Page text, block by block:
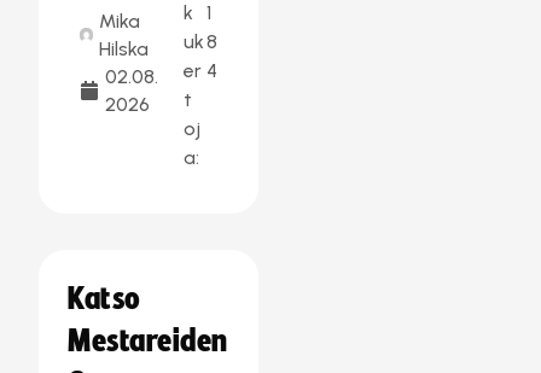
Mika
Hilska
02.08.
2026
k
uk
er
t
oj
a:
1
8
4
Katso
Mestareiden